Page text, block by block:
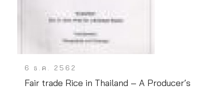
6 ธ.ค. 2562
Fair trade Rice in Thailand – A Producer’s